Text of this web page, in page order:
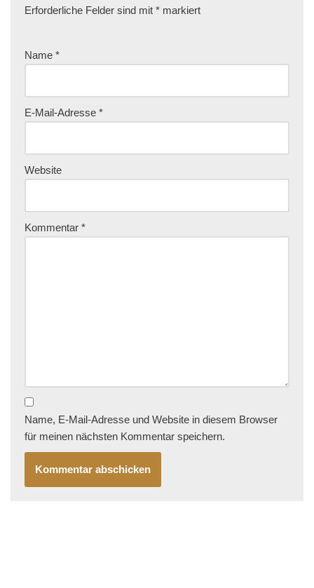
Erforderliche Felder sind mit * markiert
Name *
E-Mail-Adresse *
Website
Kommentar *
Name, E-Mail-Adresse und Website in diesem Browser
für meinen nächsten Kommentar speichern.